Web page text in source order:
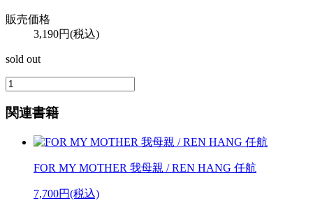
販売価格
3,190円(税込)
sold out
関連書籍
FOR MY MOTHER 我母親 / REN HANG 任航
7,700円(税込)